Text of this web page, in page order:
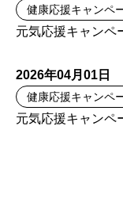
健康応援キャンペ
元気応援キャンペ
2026年04月01日
健康応援キャンペ
元気応援キャンペ